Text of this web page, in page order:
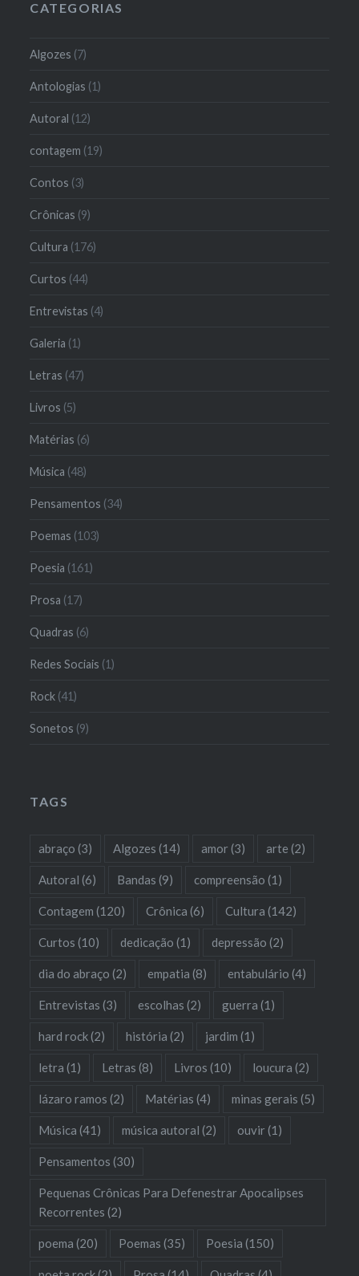
CATEGORIAS
Algozes (7)
Antologias (1)
Autoral (12)
contagem (19)
Contos (3)
Crônicas (9)
Cultura (176)
Curtos (44)
Entrevistas (4)
Galeria (1)
Letras (47)
Livros (5)
Matérias (6)
Música (48)
Pensamentos (34)
Poemas (103)
Poesia (161)
Prosa (17)
Quadras (6)
Redes Sociais (1)
Rock (41)
Sonetos (9)
TAGS
abraço (3) Algozes (14) amor(3) arte (2)
Autoral (6) Bandas (9) compreensão (1)
Contagem (120) Crônica (6) Cultura (142)
Curtos (10) dedicação (1) depressão (2)
dia do abraço (2) empatia (8) entabulário (4)
Entrevistas (3) escolhas (2) guerra (1)
hard rock(2) história (2) jardim (1)
letra (1) Letras (8) Livros (10) loucura (2)
lázaro ramos (2) Matérias (4) minas gerais (5)
Música (41) música autoral (2) ouvir(1)
Pensamentos (30)
Pequenas Crônicas Para Defenestrar Apocalipses
Recorrentes (2)
poema (20) Poemas (35) Poesia (150)